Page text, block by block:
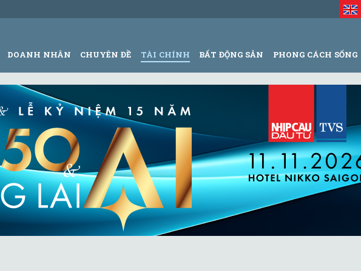
DOANH NHÂN CHUYÊN ĐỀ TÀI CHÍNH BẤT ĐỘNG SẢN PHONG CÁCH SỐNG